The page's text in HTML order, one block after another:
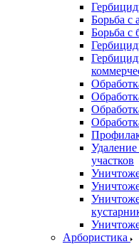
Борьба с
Борьба с
участков
Арбористика